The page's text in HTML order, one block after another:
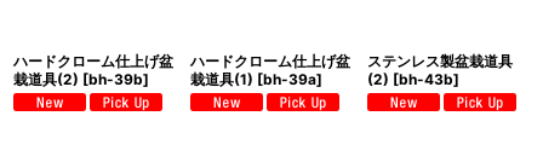
ハードクローム仕上げ盆
栽道具(2) [bh-39b]
ハードクローム仕上げ盆
栽道具(1) [bh-39a]
ステンレス製盆栽道具
(2) [bh-43b]